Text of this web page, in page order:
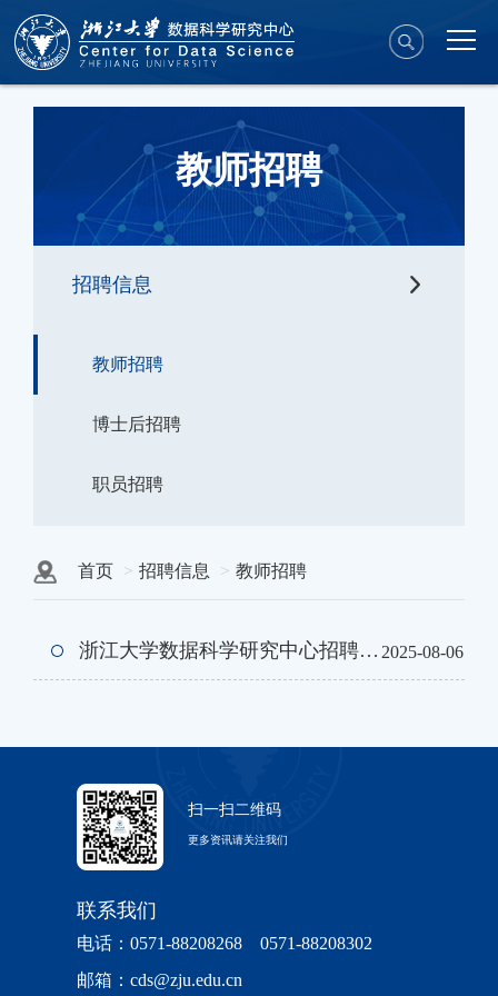
教师招聘
招聘信息
教师招聘
博士后招聘
职员招聘
首页 招聘信息 教师招聘
2025-08-06
浙江大学数据科学研究中心招聘启事
扫一扫二维码
更多资讯请关注我们
联系我们
电话：0571-88208268 0571-88208302
邮箱：cds@zju.edu.cn